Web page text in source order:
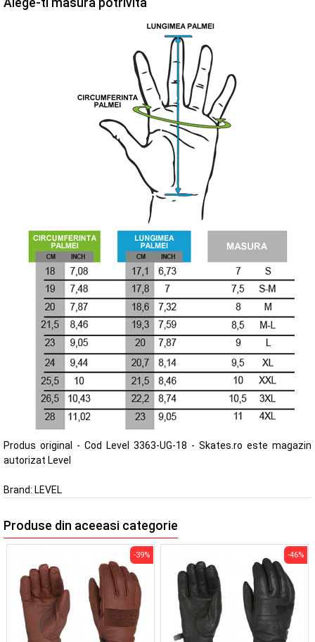
Alege-ti masura potrivita
Produs original - Cod Level 3363-UG-18 - Skates.ro este magazin
autorizat Level
Brand: LEVEL
Produse din aceeasi categorie
-39% -46%